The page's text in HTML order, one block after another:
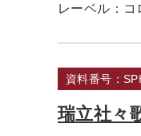
レーベル： コ
資料番号：
瑞立社々